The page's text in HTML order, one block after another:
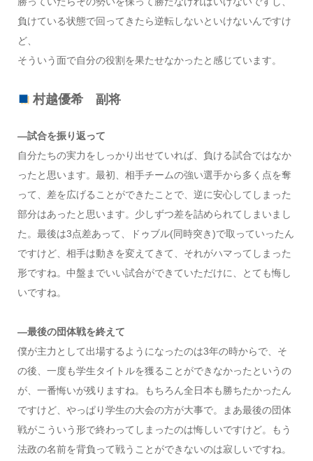
負けている状態で回ってきたら逆転しないといけないんですけ
ど、
そういう面で自分の役割を果たせなかったと感じています。
村越優希 副将
―試合を振り返って
自分たちの実力をしっかり出せていれば、負ける試合ではなか
ったと思います。最初、相手チームの強い選手から多く点を奪
って、差を広げることができたことで、逆に安心してしまった
部分はあったと思います。少しずつ差を詰められてしまいまし
た。最後は3点差あって、ドゥブル(同時突き)で取っていったん
ですけど、相手は動きを変えてきて、それがハマってしまった
形ですね。中盤までいい試合ができていただけに、とても悔し
いですね。
―最後の団体戦を終えて
僕が主力として出場するようになったのは3年の時からで、そ
の後、一度も学生タイトルを獲ることができなかったというの
が、一番悔いが残りますね。もちろん全日本も勝ちたかったん
ですけど、やっぱり学生の大会の方が大事で。まあ最後の団体
戦がこういう形で終わってしまったのは悔しいですけど。もう
法政の名前を背負って戦うことができないのは寂しいですね。